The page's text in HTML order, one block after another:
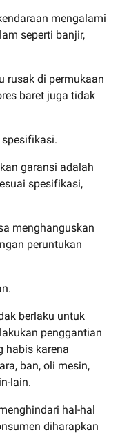
mengalami
seperti banjir,
rusak di permukaan
baret juga tidak
garansi adalah
spesifikasi,
menghanguskan
peruntukan
berlaku untuk
penggantian
habis karena
ban, oli mesin,
lain.
hal-hal
diharapkan